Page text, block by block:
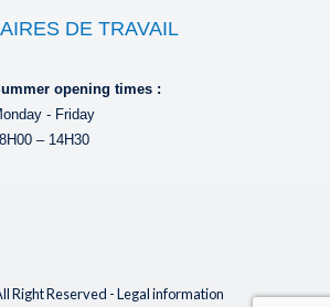
DE TRAVAIL
opening times :
- Friday
– 14H30
Right Reserved -Legal information